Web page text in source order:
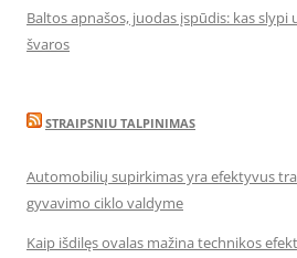
Baltos apnašos, juodas įspūdis: kas
švaros
STRAIPSNIU TALPINIMAS
Automobilių supirkimas yra efektyvus
gyvavimo ciklo valdyme
Kaip išdilęs ovalas mažina technikos